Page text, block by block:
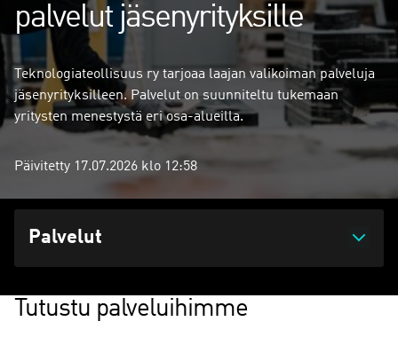
palvelut jäsenyrityksille
Teknologiateollisuus ry tarjoaa laajan valikoiman palveluja
jäsenyrityksilleen. Palvelut on suunniteltu tukemaan
yritysten menestystä eri osa-alueilla.
Päivitetty 17.07.2026 klo 12:58
Palvelut
Tutustu palveluihimme